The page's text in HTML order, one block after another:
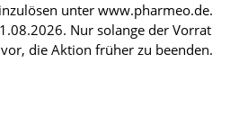
unter www.pharmeo.de.
Nur solange der Vorrat
die Aktion früher zu beenden.